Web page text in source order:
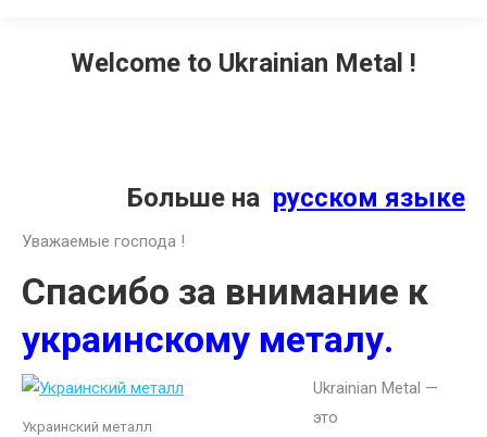
Welcome to Ukrainian Metal !
Больше на русском языке
Уважаемые господа !
Спасибо за внимание к
украинскому металу.
Украинский металл
Ukrainian Metal —
это